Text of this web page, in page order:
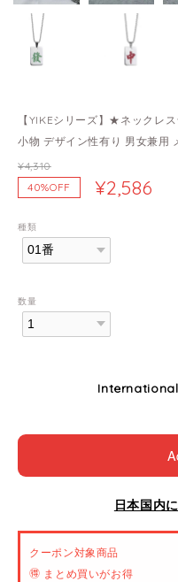
【YIKEシリーズ】★ネックレ
小物 デザイン性有り 男女兼用
¥4,310
40%OFF
¥2,586
種類
数量
日本国内
クーポン対象商品
🉐 まとめ買いがお得